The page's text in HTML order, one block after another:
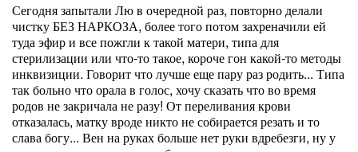
Сегодня запытали Лю в очередной раз, повторно делали
чистку БЕЗ НАРКОЗА, более того потом захреначили ей
туда эфир и все пожгли к такой матери, типа для
стерилизации или что-то такое, короче гон какой-то методы
инквизиции. Говорит что лучше еще пару раз родить... Типа
так больно что орала в голос, хочу сказать что во время
родов не закричала не разу! От переливания крови
отказалась, матку вроде никто не собирается резать и то
слава богу... Вен на руках больше нет руки вдребезги, ну у